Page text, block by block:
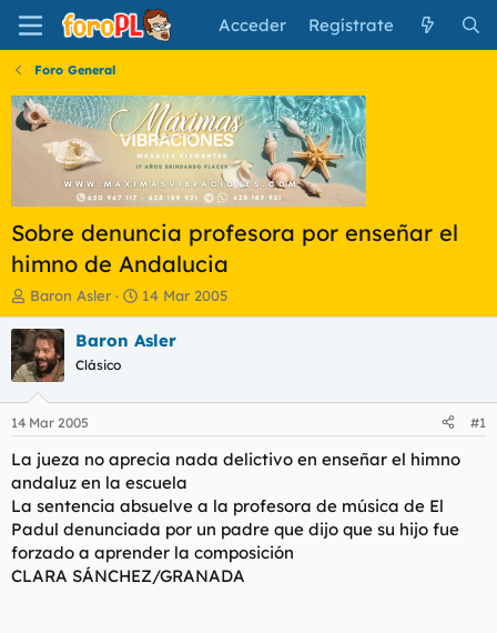
Acceder Regístrate
Foro General
Sobre denuncia profesora por enseñar el
himno de Andalucia
I
n
i
c
i
a
d
o
r
d
e
l
t
e
m
Baron Asler
F
e
c
i
n
c
i
o
14 Mar 2005
Baron Asler
Clásico
14 Mar 2005 #1
La jueza no aprecia nada delictivo en enseñar el himno
andaluz en la escuela
La sentencia absuelve a la profesora de música de El
Padul denunciada por un padre que dijo que su hijo fue
forzado a aprender la composición
CLARA SÁNCHEZ/GRANADA